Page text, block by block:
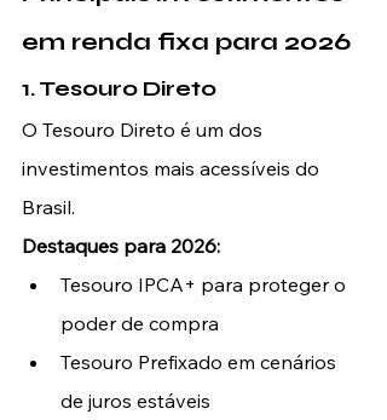
em renda fixa para 2026
1. Tesouro Direto
O Tesouro Direto é um dos
investimentos mais acessíveis do
Brasil.
Destaques para 2026:
Tesouro IPCA+ para proteger o
poder de compra
Tesouro Prefixado em cenários
de juros estáveis